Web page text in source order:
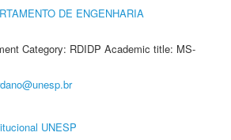
DE ENGENHARIA
Category: RDIDP Academic title: MS-
UNESP